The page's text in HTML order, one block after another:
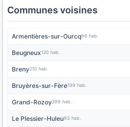
Communes voisines
Armentières-sur-Ourcq96 hab.
Beugneux120 hab.
Breny210 hab.
Bruyères-sur-Fère199 hab.
Grand-Rozoy299 hab.
Le Plessier-Huleu93 hab.